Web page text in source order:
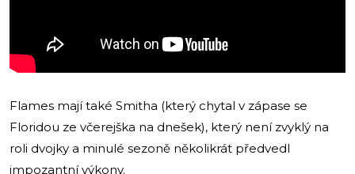
Flames mají také Smitha (který chytal v zápase se
Floridou ze včerejška na dnešek), který není zvyklý na
roli dvojky a minulé sezoně několikrát předvedl
impozantní výkony.